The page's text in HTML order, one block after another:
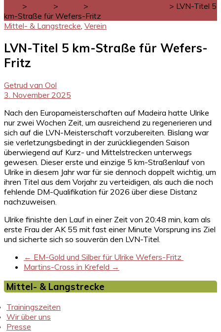
> > > > LVN-Titel 5
km-Straße für Wefers-Fritz
Mittel- & Langstrecke Verein
LVN-Titel 5 km-Straße für Wefers-
Fritz
Getrud van Ool
3. November 2025
Nach den Europameisterschaften auf Madeira hatte Ulrike
nur zwei Wochen Zeit, um ausreichend zu regenerieren und
sich auf die LVN-Meisterschaft vorzubereiten. Bislang war
sie verletzungsbedingt in der zurückliegenden Saison
überwiegend auf Kurz- und Mittelstrecken unterwegs
gewesen. Dieser erste und einzige 5 km-Straßenlauf von
Ulrike in diesem Jahr war für sie dennoch doppelt wichtig, um
ihren Titel aus dem Vorjahr zu verteidigen, als auch die noch
fehlende DM-Qualifikation für 2026 über diese Distanz
nachzuweisen.
Ulrike finishte den Lauf in einer Zeit von 20:48 min, kam als
erste Frau der AK 55 mit fast einer Minute Vorsprung ins Ziel
und sicherte sich so souverän den LVN-Titel.
← EM-Gold und Silber für Ulrike Wefers-Fritz
Martins-Cross in Krefeld →
Mittel- & Langstrecke
Trainingszeiten
Wir über uns
Presse